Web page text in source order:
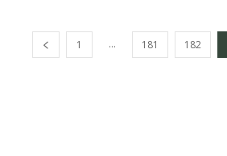
1 ... 181 182